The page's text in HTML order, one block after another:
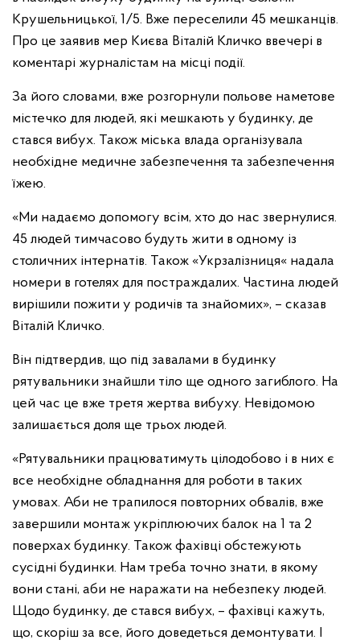
Крушельницької, 1/5. Вже переселили 45 мешканців.
Про це заявив мер Києва Віталій Кличко ввечері в
коментарі журналістам на місці події.
За його словами, вже розгорнули польове наметове
містечко для людей, які мешкають у будинку, де
стався вибух. Також міська влада організувала
необхідне медичне забезпечення та забезпечення
їжею.
«Ми надаємо допомогу всім, хто до нас звернулися.
45 людей тимчасово будуть жити в одному із
столичних інтернатів. Також «Укрзалізниця« надала
номери в готелях для постраждалих. Частина людей
вирішили пожити у родичів та знайомих», – сказав
Віталій Кличко.
Він підтвердив, що під завалами в будинку
рятувальники знайшли тіло ще одного загиблого. На
цей час це вже третя жертва вибуху. Невідомою
залишається доля ще трьох людей.
«Рятувальники працюватимуть цілодобово і в них є
все необхідне обладнання для роботи в таких
умовах. Аби не трапилося повторних обвалів, вже
завершили монтаж укріплюючих балок на 1 та 2
поверхах будинку. Також фахівці обстежують
сусідні будинки. Нам треба точно знати, в якому
вони стані, аби не наражати на небезпеку людей.
Щодо будинку, де стався вибух, – фахівці кажуть,
що, скоріш за все, його доведеться демонтувати. І